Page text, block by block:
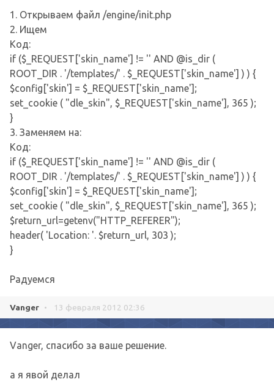
1. Открываем файл /engine/init.php
2. Ищем
Код:
if ($_REQUEST['skin_name'] != '' AND @is_dir (
ROOT_DIR . '/templates/' . $_REQUEST['skin_name'] ) ) {
$config['skin'] = $_REQUEST['skin_name'];
set_cookie ( "dle_skin", $_REQUEST['skin_name'], 365 );
}
3. Заменяем на:
Код:
if ($_REQUEST['skin_name'] != '' AND @is_dir (
ROOT_DIR . '/templates/' . $_REQUEST['skin_name'] ) ) {
$config['skin'] = $_REQUEST['skin_name'];
set_cookie ( "dle_skin", $_REQUEST['skin_name'], 365 );
$return_url=getenv("HTTP_REFERER");
header( 'Location: '. $return_url, 303 );
}
Радуемся
Vanger • 13 февраля 2012 02:36
Vanger, спасибо за ваше решение.
а я явой делал